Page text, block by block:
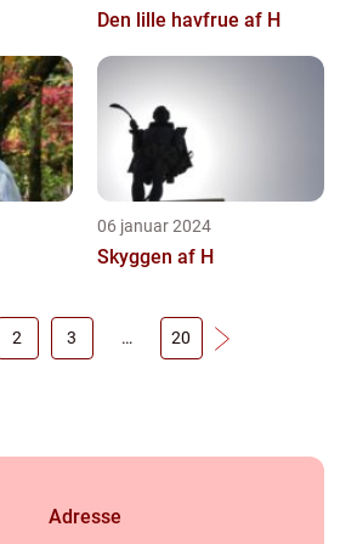
Den lille havfrue af H
06 januar 2024
Skyggen af H
2 3 … 20
Adresse